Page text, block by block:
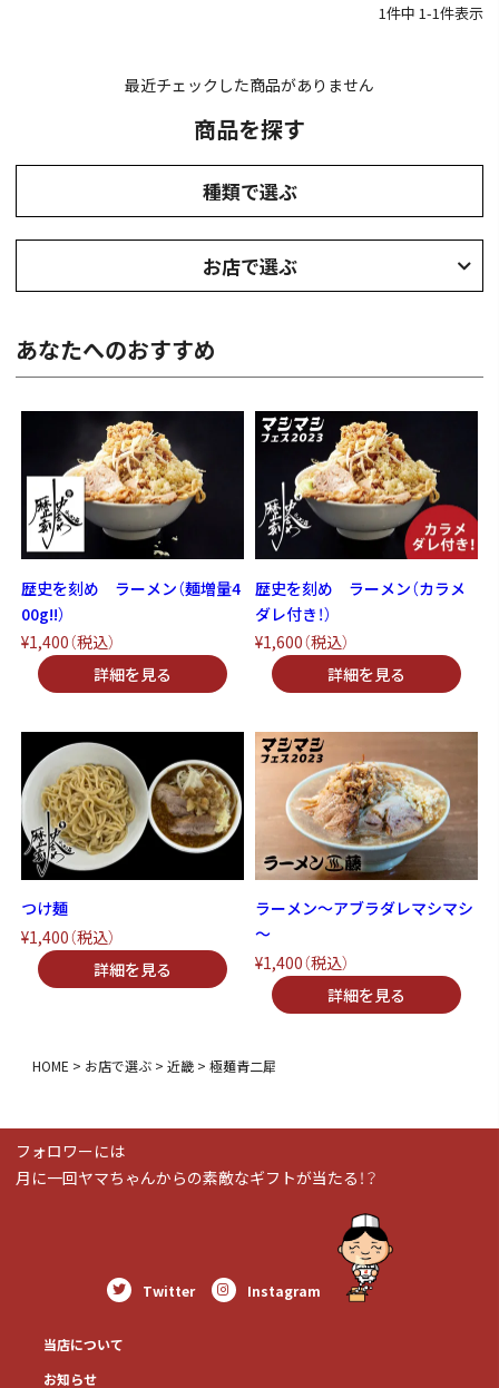
1件中 1-1件表示
最近チェックした商品がありません
商品を探す
種類で選ぶ
お店で選ぶ
あなたへのおすすめ
歴史を刻め ラーメン（麺増量4
00g!!）
¥1,400（税込）
歴史を刻め ラーメン（カラメ
ダレ付き！）
¥1,600（税込）
つけ麺
¥1,400（税込）
ラーメン～アブラダレマシマシ
～
¥1,400（税込）
HOME お店で選ぶ 近畿 極麺青二犀
フォロワーには
月に一回ヤマちゃんからの素敵なギフトが当たる！？
Twitter Instagram
当店について
お知らせ